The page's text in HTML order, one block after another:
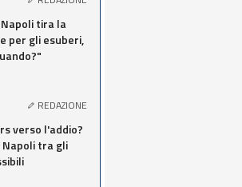
tira la
per gli esuberi,
REDAZIONE
verso l'addio?
Napoli tra gli